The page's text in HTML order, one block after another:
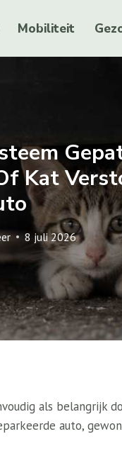
Mobiliteit
Kat
8 juli 2026
als belangrijk
auto,